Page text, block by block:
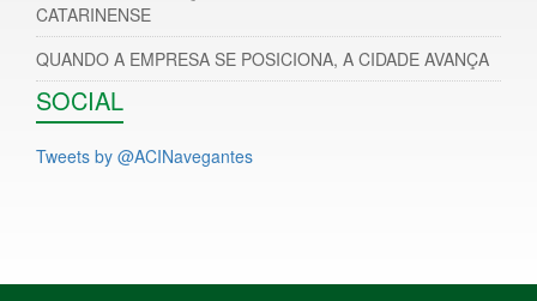
CATARINENSE
QUANDO A EMPRESA SE POSICIONA, A CIDADE AVANÇA
SOCIAL
Tweets by @ACINavegantes